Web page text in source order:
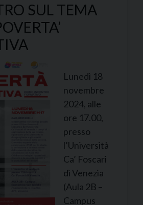
SUL TEMA
Lunedì 18
novembre
2024, alle
ore 17.00,
presso
l’Università
Ca’ Foscari
di Venezia
(Aula 2B –
Campus